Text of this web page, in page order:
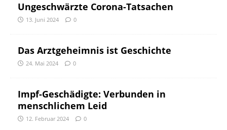
Ungeschwärzte Corona-Tatsachen
13. Juni 2024 0
Das Arztgeheimnis ist Geschichte
24. Mai 2024 0
Impf-Geschädigte: Verbunden in
menschlichem Leid
12. Februar 2024 0